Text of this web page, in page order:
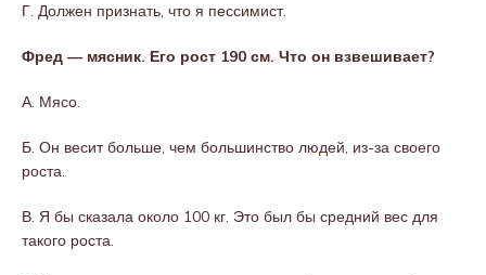
Г. Должен признать, что я пессимист.
Фред — мясник. Его рост 190 см. Что он взвешивает?
А. Мясо.
Б. Он весит больше, чем большинство людей, из-за своего
роста.
В. Я бы сказала около 100 кг. Это был бы средний вес для
такого роста.